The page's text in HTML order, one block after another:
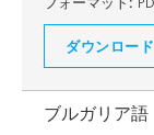
ダウンロード
ブルガリア語